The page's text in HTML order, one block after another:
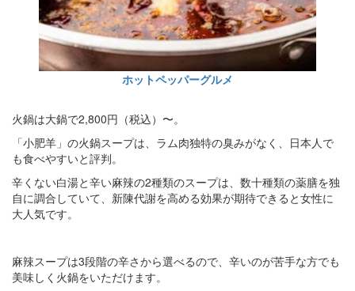
ホットペッパーグルメ
火鍋は大鍋で2,800円（税込）〜。
「小肥羊」の火鍋スープは、ラム肉独特の臭みがなく、日本人で
も食べやすいと評判。
辛くない白湯と辛い麻辣の2種類のスープは、数十種類の薬膳を独
自に調合していて、新陳代謝を高める効果が期待できると女性に
大人気です。
麻辣スープは3段階の辛さから選べるので、辛いのが苦手な方でも
美味しく火鍋をいただけます。